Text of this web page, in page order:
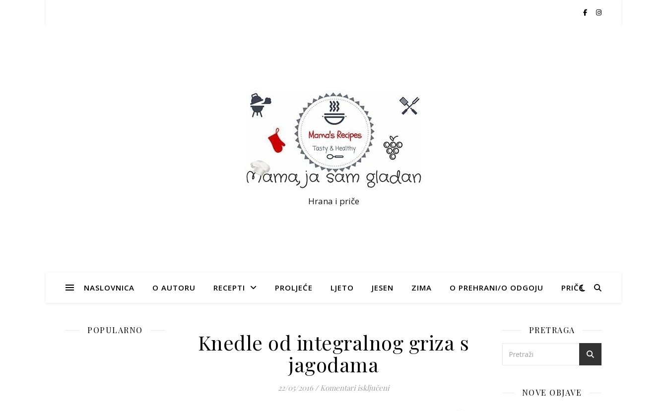
Hrana i priče
NASLOVNICA O AUTORU RECEPTI PROLJEĆE LJETO JESEN ZIMA O PREHRANI/O ODGOJU PRIČE
POPULARNO
Knedle od integralnog griza s
jagodama
22/05/2016 / Komentari isključeniza Knedle od integralnog griza s jagodama
PRETRAGA
NOVE OBJAVE